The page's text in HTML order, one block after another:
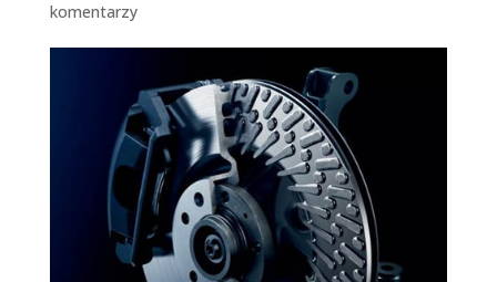
komentarzy